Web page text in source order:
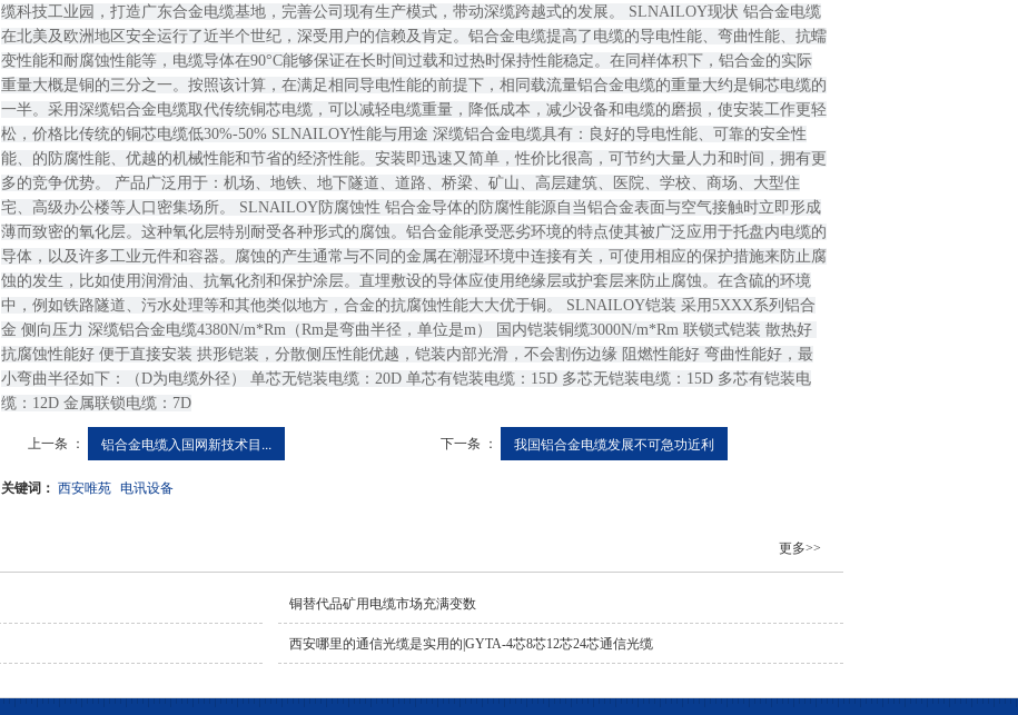
缆科技工业园，打造广东合金电缆基地，完善公司现有生产模式，带动深缆跨越式的发展。 SLNAILOY现状 铝合金电缆
在北美及欧洲地区安全运行了近半个世纪，深受用户的信赖及肯定。铝合金电缆提高了电缆的导电性能、弯曲性能、抗蠕
变性能和耐腐蚀性能等，电缆导体在90°C能够保证在长时间过载和过热时保持性能稳定。在同样体积下，铝合金的实际
重量大概是铜的三分之一。按照该计算，在满足相同导电性能的前提下，相同载流量铝合金电缆的重量大约是铜芯电缆的
一半。采用深缆铝合金电缆取代传统铜芯电缆，可以减轻电缆重量，降低成本，减少设备和电缆的磨损，使安装工作更轻
松，价格比传统的铜芯电缆低30%-50% SLNAILOY性能与用途 深缆铝合金电缆具有：良好的导电性能、可靠的安全性
能、的防腐性能、优越的机械性能和节省的经济性能。安装即迅速又简单，性价比很高，可节约大量人力和时间，拥有更
多的竞争优势。 产品广泛用于：机场、地铁、地下隧道、道路、桥梁、矿山、高层建筑、医院、学校、商场、大型住
宅、高级办公楼等人口密集场所。 SLNAILOY防腐蚀性 铝合金导体的防腐性能源自当铝合金表面与空气接触时立即形成
薄而致密的氧化层。这种氧化层特别耐受各种形式的腐蚀。铝合金能承受恶劣环境的特点使其被广泛应用于托盘内电缆的
导体，以及许多工业元件和容器。腐蚀的产生通常与不同的金属在潮湿环境中连接有关，可使用相应的保护措施来防止腐
蚀的发生，比如使用润滑油、抗氧化剂和保护涂层。直埋敷设的导体应使用绝缘层或护套层来防止腐蚀。在含硫的环境
中，例如铁路隧道、污水处理等和其他类似地方，合金的抗腐蚀性能大大优于铜。 SLNAILOY铠装 采用5XXX系列铝合
金 侧向压力 深缆铝合金电缆4380N/m*Rm（Rm是弯曲半径，单位是m） 国内铠装铜缆3000N/m*Rm 联锁式铠装 散热好
抗腐蚀性能好 便于直接安装 拱形铠装，分散侧压性能优越，铠装内部光滑，不会割伤边缘 阻燃性能好 弯曲性能好，最
小弯曲半径如下：（D为电缆外径） 单芯无铠装电缆：20D 单芯有铠装电缆：15D 多芯无铠装电缆：15D 多芯有铠装电
缆：12D 金属联锁电缆：7D
上一条 ： 铝合金电缆入国网新技术目... 下一条 ： 我国铝合金电缆发展不可急功近利
关键词： 西安唯苑 电讯设备
更多>>
铜替代品矿用电缆市场充满变数
西安哪里的通信光缆是实用的|GYTA-4芯8芯12芯24芯通信光缆